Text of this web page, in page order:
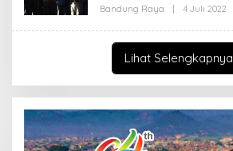
Bandung Raya 4 Juli 2022
E
H
R
E
D
A
K
S
Lihat Selengkapnya